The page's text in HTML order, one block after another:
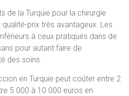
de la Turquie pour la chirurgie
prix très avantageux. Les
à ceux pratiqués dans de
pour autant faire de
des soins.
en Turquie peut coûter entre 2
5 000 à 10 000 euros en